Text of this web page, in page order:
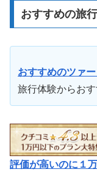
おすすめの旅
おすすめのツァ
旅行体験からお
評価が高いのに１